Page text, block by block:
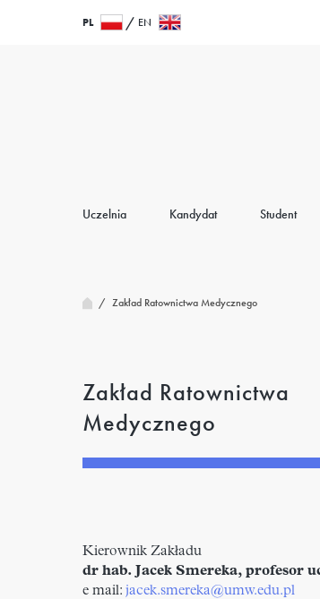
PL EN
Uczelnia Kandydat Student
/ Zakład Ratownictwa Medycznego
Zakład Ratownictwa
Medycznego
Kierownik Zakładu
dr hab. Jacek Smereka, profesor
e mail: jacek.smereka@umw.edu.pl